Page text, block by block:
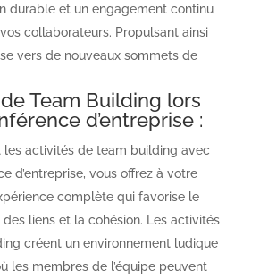
durable et un engagement continu
collaborateurs. Propulsant ainsi
vers de nouveaux sommets de
Team Building lors
d’entreprise :
les activités de team building avec
d’entreprise, vous offrez à votre
complète qui favorise le
liens et la cohésion. Les activités
créent un environnement ludique
les membres de l’équipe peuvent